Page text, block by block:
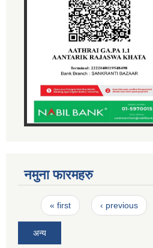
नमुना फारमहरु
Pages
« first ‹ previous
अन्य